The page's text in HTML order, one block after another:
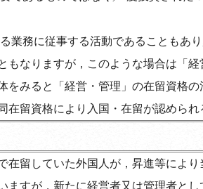
業務に従事する活動であることもあ
なりますが，このような場合は「
みると「経営・管理」の在留資格
留資格により入国・在留が認められ
留していた外国人が，昇進等によ
すが，新たに経営者又は管理者と